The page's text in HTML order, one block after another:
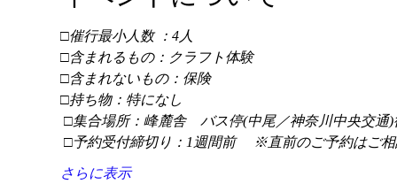
□催行最小人数 ：4人
□含まれるもの：クラフト体験
□含まれないもの：保険
□持ち物：特になし
□集合場所：峰麓舎　バス停(中尾／神奈川中央交通)
□予約受付締切り：1週間前 　※直前のご予約はご
さらに表示